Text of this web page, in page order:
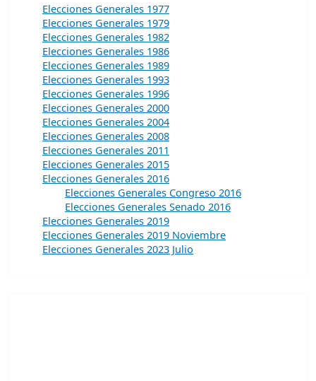
Elecciones Generales 1977
Elecciones Generales 1979
Elecciones Generales 1982
Elecciones Generales 1986
Elecciones Generales 1989
Elecciones Generales 1993
Elecciones Generales 1996
Elecciones Generales 2000
Elecciones Generales 2004
Elecciones Generales 2008
Elecciones Generales 2011
Elecciones Generales 2015
Elecciones Generales 2016
Elecciones Generales Congreso 2016
Elecciones Generales Senado 2016
Elecciones Generales 2019
Elecciones Generales 2019 Noviembre
Elecciones Generales 2023 Julio